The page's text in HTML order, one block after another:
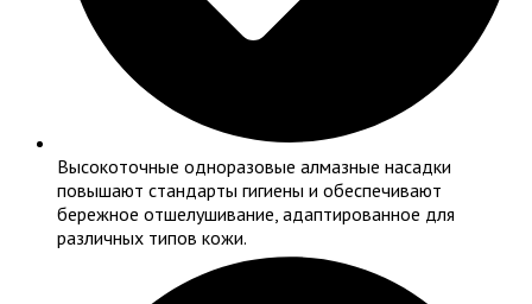
Высокоточные одноразовые алмазные насадки
повышают стандарты гигиены и обеспечивают
бережное отшелушивание, адаптированное для
различных типов кожи.